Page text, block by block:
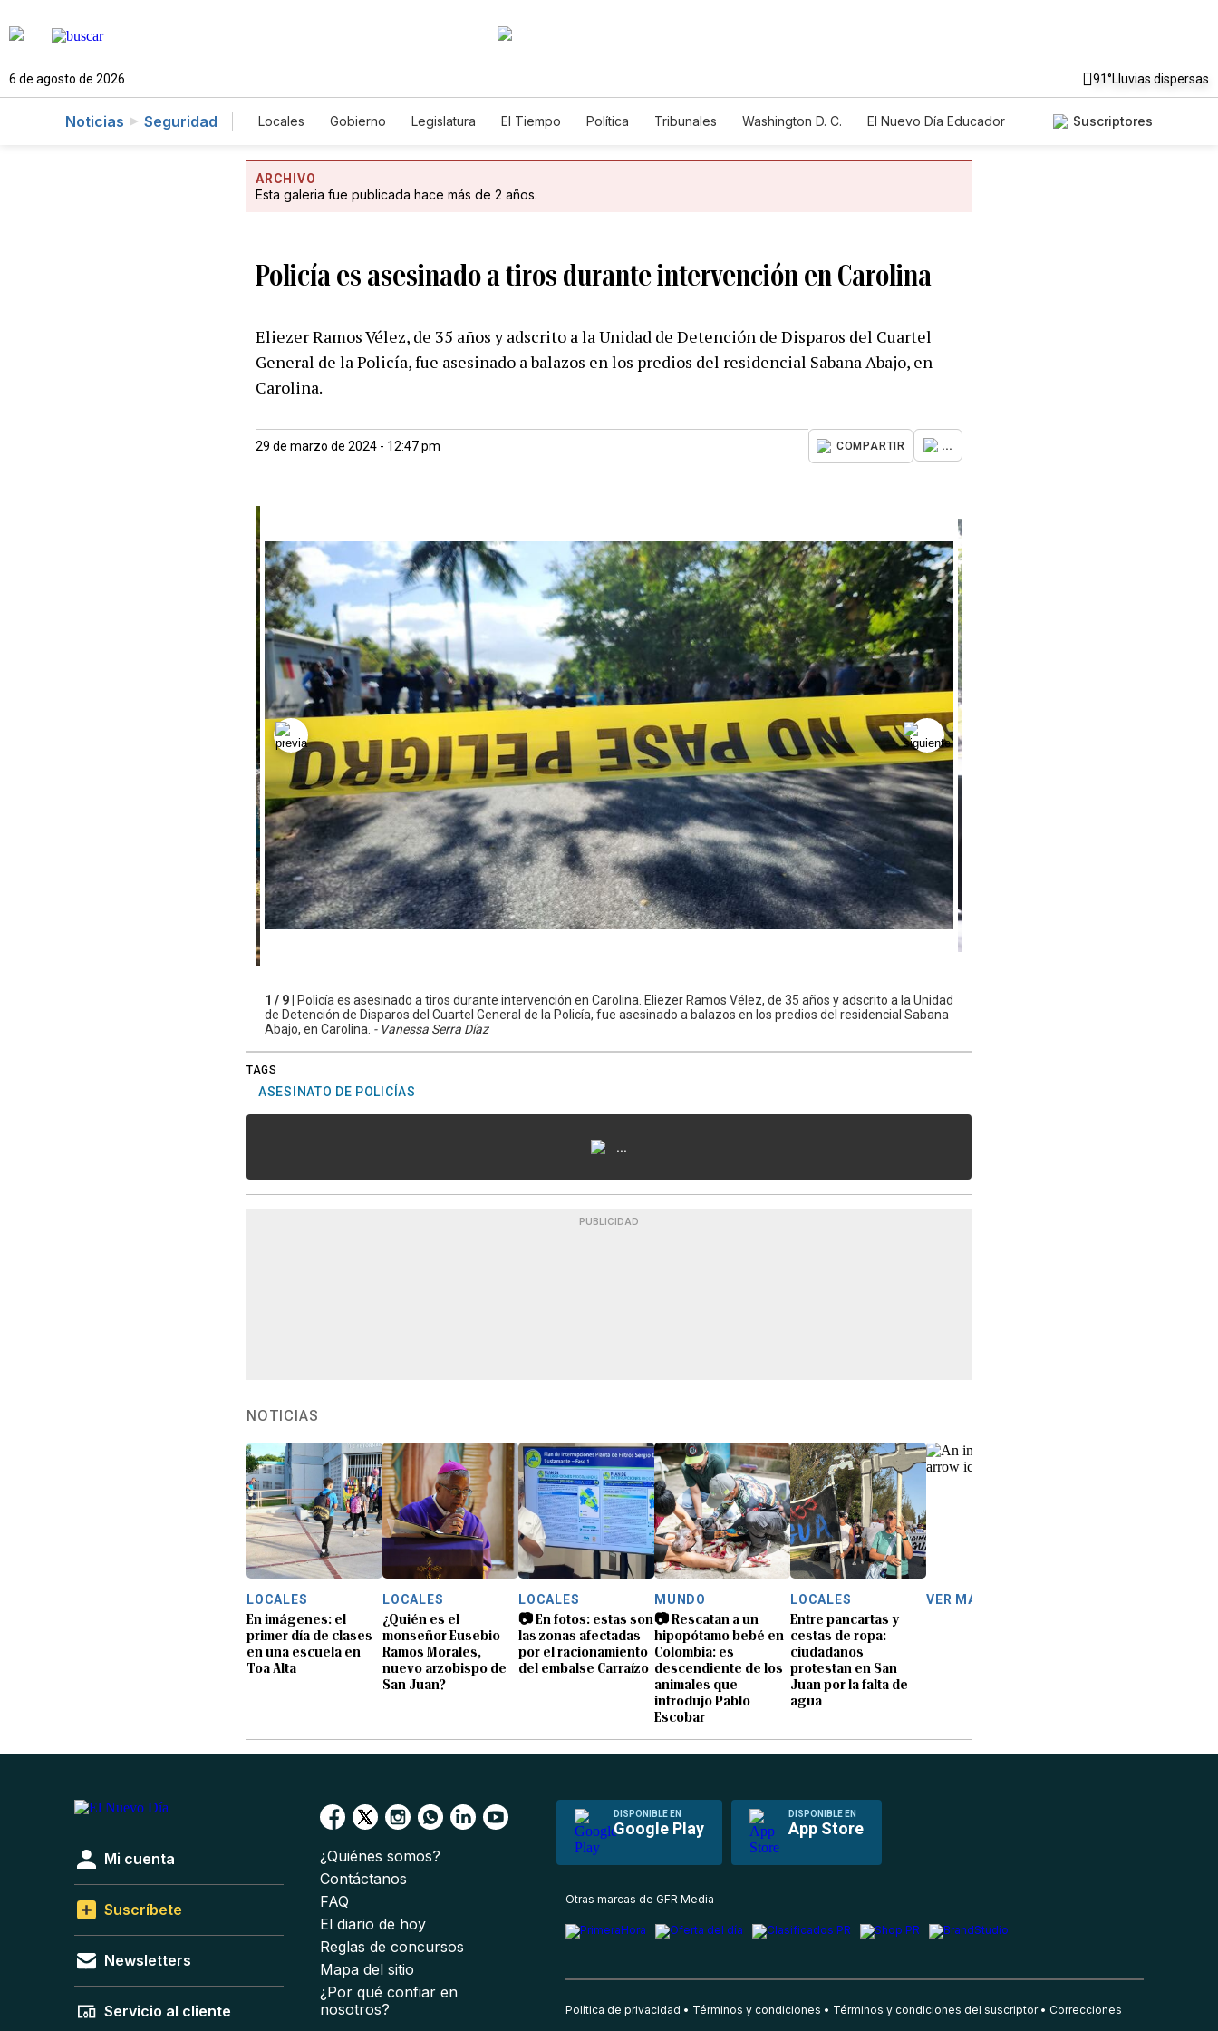
6 de agosto de 2026 91°Lluvias dispersas
Noticias Seguridad Locales Gobierno Legislatura El Tiempo Política Tribunales Washington D. C.
El Nuevo Día Educador
Suscriptores
ARCHIVO
Esta galeria fue publicada hace más de 2 años.
Policía es asesinado a tiros durante intervención en Carolina
Eliezer Ramos Vélez, de 35 años y adscrito a la Unidad de Detención de Disparos del Cuartel
General de la Policía, fue asesinado a balazos en los predios del residencial Sabana Abajo, en
Carolina.
29 de marzo de 2024 - 12:47 pm COMPARTIR ...
1 / 9 |
Policía es asesinado a tiros durante intervención en Carolina. Eliezer Ramos Vélez, de 35 años y adscrito a la Unidad
de Detención de Disparos del Cuartel General de la Policía, fue asesinado a balazos en los predios del residencial Sabana
Abajo, en Carolina. - Vanessa Serra Díaz
TAGS
ASESINATO DE POLICÍAS
...
PUBLICIDAD
NOTICIAS
LOCALES
En imágenes: el
primer día de clases
en una escuela en
Toa Alta
LOCALES
¿Quién es el
monseñor Eusebio
Ramos Morales,
nuevo arzobispo de
San Juan?
LOCALES
📷 En fotos: estas son
las zonas afectadas
por el racionamiento
del embalse Carraízo
MUNDO
📷 Rescatan a un
hipopótamo bebé en
Colombia: es
descendiente de los
animales que
introdujo Pablo
Escobar
LOCALES
Entre pancartas y
cestas de ropa:
ciudadanos
protestan en San
Juan por la falta de
agua
VER MÁS
DISPONIBLE EN
Google Play
DISPONIBLE EN
App Store
Mi cuenta
Suscríbete
Newsletters
Servicio al cliente
¿Quiénes somos?
Contáctanos
FAQ
El diario de hoy
Reglas de concursos
Mapa del sitio
¿Por qué confiar en
nosotros?
Otras marcas de GFR Media
Política de privacidad Términos y condiciones Términos y condiciones del suscriptor Correcciones